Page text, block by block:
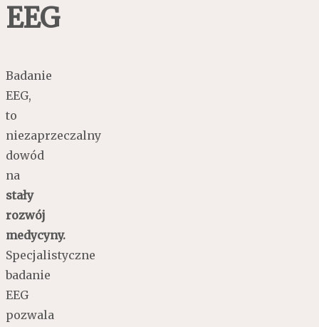
EEG
Badanie
EEG,
to
niezaprzeczalny
dowód
na
stały
rozwój
medycyny.
Specjalistyczne
badanie
EEG
pozwala